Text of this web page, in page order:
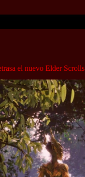
el nuevo Elder Scrolls